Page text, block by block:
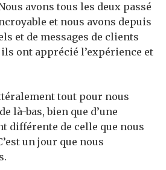
avons tous les deux passé
et nous avons depuis
et de messages de clients
ont apprécié l’expérience et
tout pour nous
là-bas, bien que d’une
différente de celle que nous
un jour que nous